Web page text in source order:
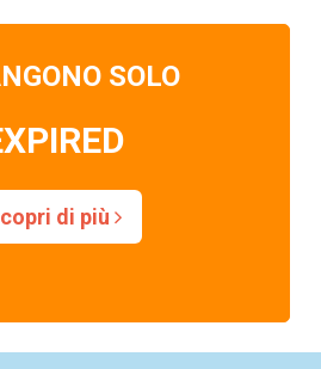
SOLO
di più